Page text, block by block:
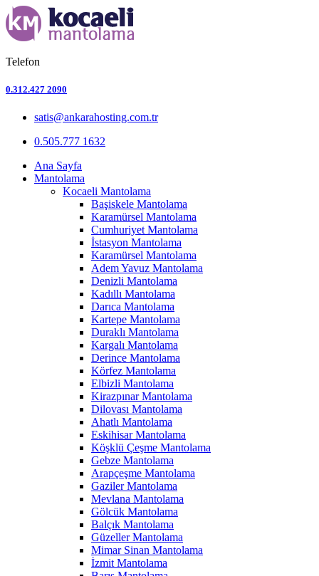
Telefon
0.312.427 2090
satis@ankarahosting.com.tr
0.505.777 1632
Ana Sayfa
Mantolama
Kocaeli Mantolama
Başiskele Mantolama
Karamürsel Mantolama
Cumhuriyet Mantolama
İstasyon Mantolama
Karamürsel Mantolama
Adem Yavuz Mantolama
Denizli Mantolama
Kadıllı Mantolama
Darıca Mantolama
Kartepe Mantolama
Duraklı Mantolama
Kargalı Mantolama
Derince Mantolama
Körfez Mantolama
Elbizli Mantolama
Kirazpınar Mantolama
Dilovası Mantolama
Ahatlı Mantolama
Eskihisar Mantolama
Köşklü Çeşme Mantolama
Gebze Mantolama
Arapçeşme Mantolama
Gaziler Mantolama
Mevlana Mantolama
Gölcük Mantolama
Balçık Mantolama
Güzeller Mantolama
Mimar Sinan Mantolama
İzmit Mantolama